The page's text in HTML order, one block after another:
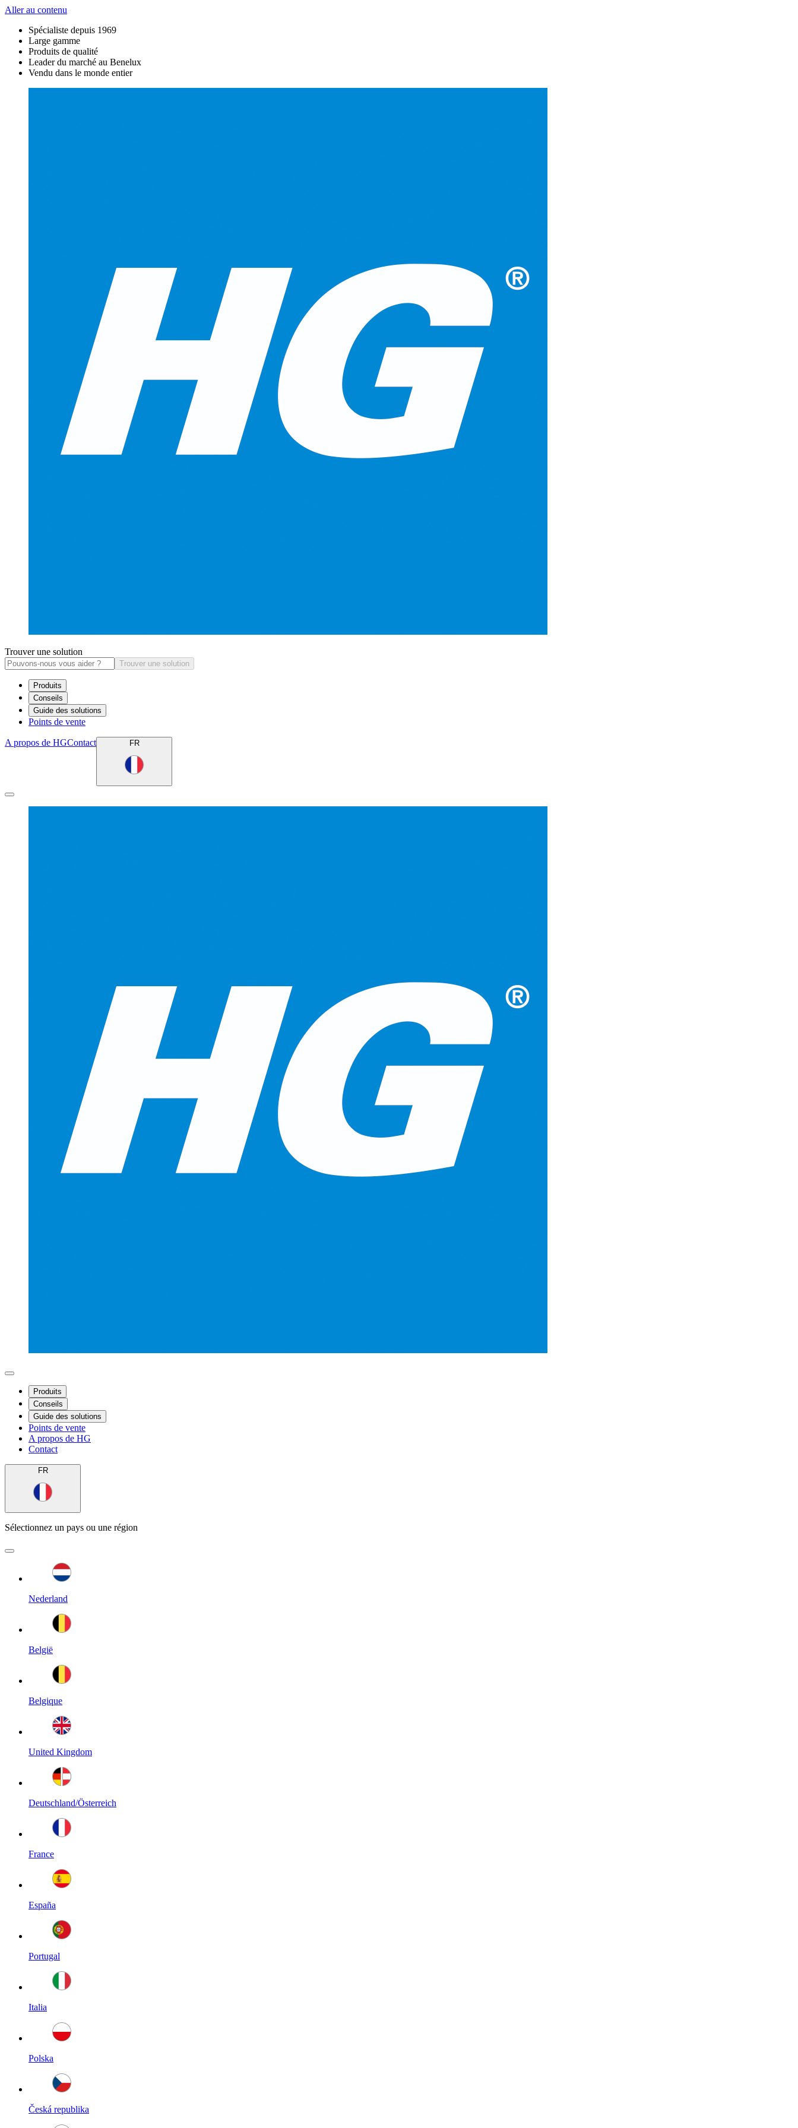
Aller au contenu
Spécialiste depuis 1969
Large gamme
Produits de qualité
Leader du marché au Benelux
Vendu dans le monde entier
Trouver une solution
Trouver une solution
Produits
Conseils
Guide des solutions
Points de vente
A propos de HGContact FR
Produits
Conseils
Guide des solutions
Points de vente
A propos de HG
Contact
FR
Sélectionnez un pays ou une région
Nederland
België
Belgique
United Kingdom
Deutschland/Österreich
France
España
Portugal
Italia
Polska
Česká republika